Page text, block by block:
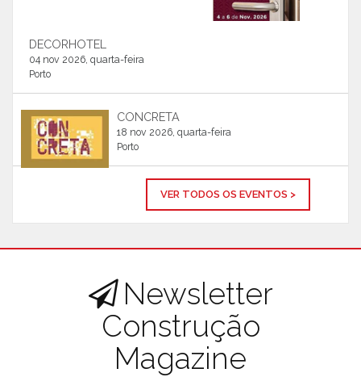
DECORHOTEL
04 nov 2026, quarta-feira
Porto
CONCRETA
18 nov 2026, quarta-feira
Porto
VER TODOS OS EVENTOS >
Newsletter
Construção
Magazine